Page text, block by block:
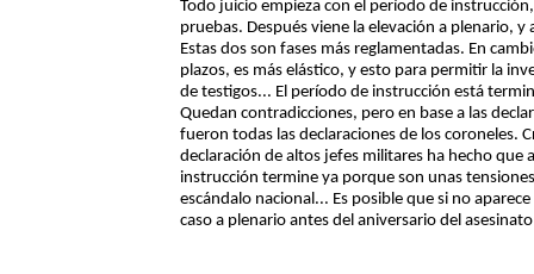
Todo juicio empieza con el período de
pruebas. Después viene la elevación a plenario,
Estas dos son fases más reglamentadas. En
plazos, es más elástico, y esto para permitir la
de testigos... El período de instrucción está
Quedan contradicciones, pero en base a las
fueron todas las declaraciones de los coroneles.
declaración de altos jefes militares ha hecho que
instrucción termine ya porque son unas
escándalo nacional... Es posible que si no
caso a plenario antes del aniversario del